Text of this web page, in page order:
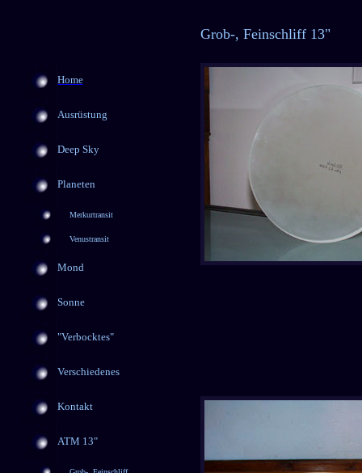
Grob-, Feinschliff 13"
Home
Ausrüstung
Deep Sky
Planeten
Merkurtransit
Venustransit
Mond
Sonne
"Verbocktes"
Verschiedenes
Kontakt
ATM 13"